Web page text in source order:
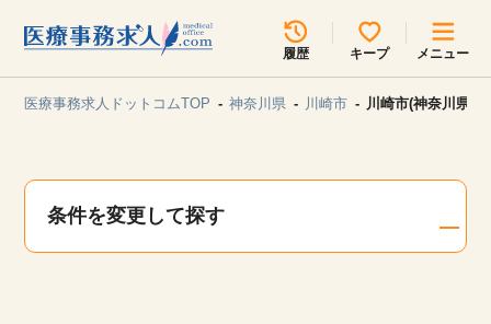
履歴 キープ メニュー
医療事務求人ドットコムTOP 神奈川県 川崎市 川崎市(神奈川県)
条件を変更して探す
所在地のエリアを選択してください
各支店担当よりご連絡させていただきます。
関東